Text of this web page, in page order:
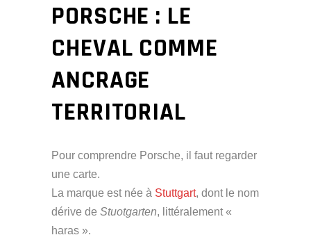
PORSCHE : LE
CHEVAL COMME
ANCRAGE
TERRITORIAL
Pour comprendre Porsche, il faut regarder
une carte.
La marque est née à Stuttgart, dont le nom
dérive de Stuotgarten, littéralement «
haras ».